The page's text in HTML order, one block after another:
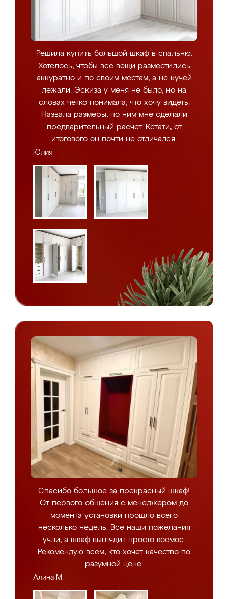
Решила купить большой шкаф в спальню.
Хотелось, чтобы все вещи разместились
аккуратно и по своим местам, а не кучей
лежали. Эскиза у меня не было, но на
словах четко понимала, что хочу видеть.
Назвала размеры, по ним мне сделали
предварительный расчёт. Кстати, от
итогового он почти не отличался.
Юлия
Спасибо большое за прекрасный шкаф!
От первого общения с менеджером до
момента установки прошло всего
несколько недель. Все наши пожелания
учли, а шкаф выглядит просто космос.
Рекомендую всем, кто хочет качество по
разумной цене.
Алина М.